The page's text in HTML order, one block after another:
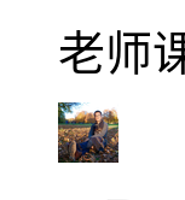
老师